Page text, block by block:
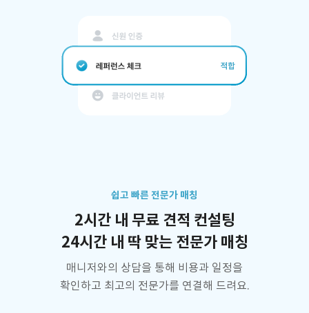
쉽고 빠른 전문가 매칭
2시간 내 무료 견적 컨설팅
24시간 내 딱 맞는 전문가 매칭
매니저와의 상담을 통해 비용과 일정을
확인하고 최고의 전문가를 연결해 드려요.